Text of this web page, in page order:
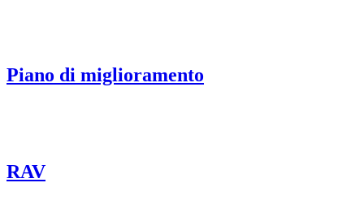
Piano di miglioramento
RAV